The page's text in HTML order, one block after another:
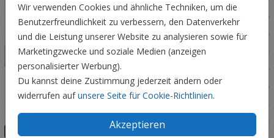
Wir verwenden Cookies und ähnliche Techniken, um die
Benutzerfreundlichkeit zu verbessern, den Datenverkehr
und die Leistung unserer Website zu analysieren sowie für
Marketingzwecke und soziale Medien (anzeigen
personalisierter Werbung).
Du kannst deine Zustimmung jederzeit ändern oder
widerrufen aufunsere Seite für Cookie-Richtlinien.
Akzeptieren